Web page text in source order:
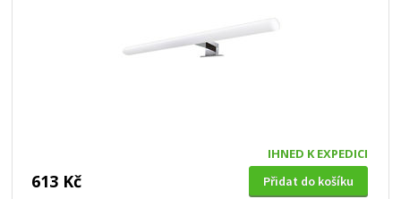
IHNED K EXPEDICI
613 Kč
Přidat do košíku